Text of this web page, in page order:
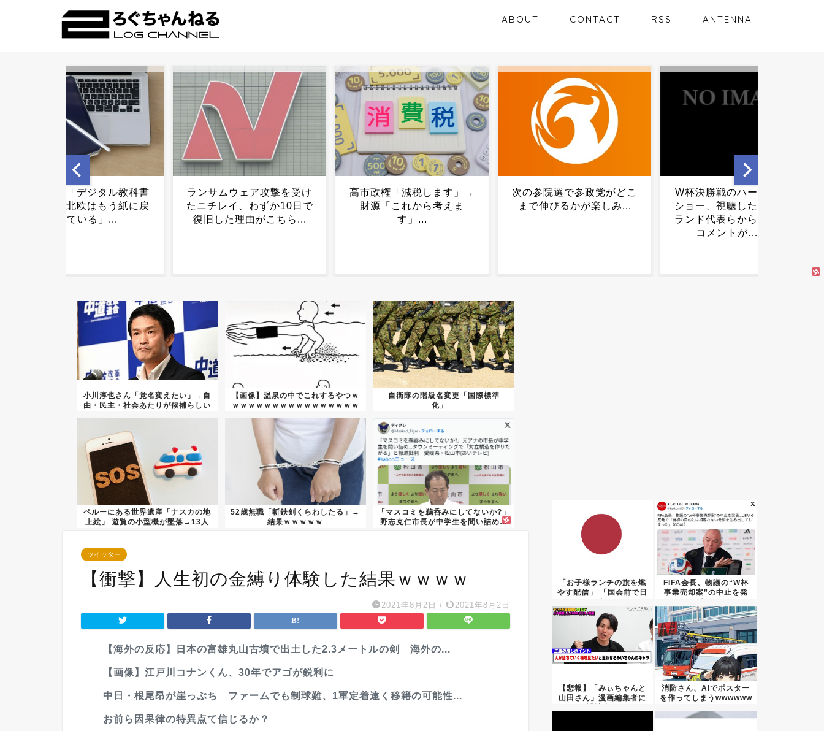
ABOUT CONTACT RSS ANTENNA
高市政権「減税します」→
財源「これから考えま
す」...
次の参院選で参政党がどこ
まで伸びるかが楽しみ...
W杯決勝戦のハーフタイム
ショー、視聴した元イング
【画像】ネット流行語2007
年がヤバすぎてワロタｗｗ
ｗ...
ランサムウェア攻撃を受け
たニチレイ、わずか10日で
復旧した理由がこちら...
小川淳也さん「党名変えたい」→自
由・民主・社会あたりが候補らしい
【画像】温泉の中でこれするやつｗ
ｗｗｗｗｗｗｗｗｗｗｗｗｗｗｗｗ
自衛隊の階級名変更「国際標準
化」
ペルーにある世界遺産「ナスカの地
上絵」 遊覧の小型機が墜落→13人
52歳無職「斬鉄剣くらわしたる」→
結果ｗｗｗｗｗ
「マスコミを鵜呑みにしてないか?」
野志克仁市長が中学生を問い詰め…
ツイッター
【衝撃】人生初の金縛り体験した結果ｗｗｗｗ
2021年8月2日 / 2021年8月2日
【海外の反応】日本の富雄丸山古墳で出土した2.3メートルの剣 海外の...
【画像】江戸川コナンくん、30年でアゴが鋭利に
中日・根尾昂が崖っぷち ファームでも制球難、1軍定着遠く移籍の可能性...
お前ら因果律の特異点て信じるか？
「お子様ランチの旗を燃
やす配信」 「国会前で日
FIFA会長、物議の“W杯
事業売却案”の中止を発
【悲報】「みぃちゃんと
山田さん」漫画編集者に
消防さん、AIでポスター
を作ってしまうwwwwww